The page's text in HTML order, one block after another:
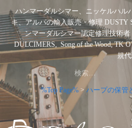
to
content
ハンマーダルシマー、ニッケルハ
キ、アルパの輸入販売・修理 DUSTY
ンマーダルシマー認定修理技
DULCIMERS, Song of the Wood, TK
規
索:
%Top Page%>ハープの保管